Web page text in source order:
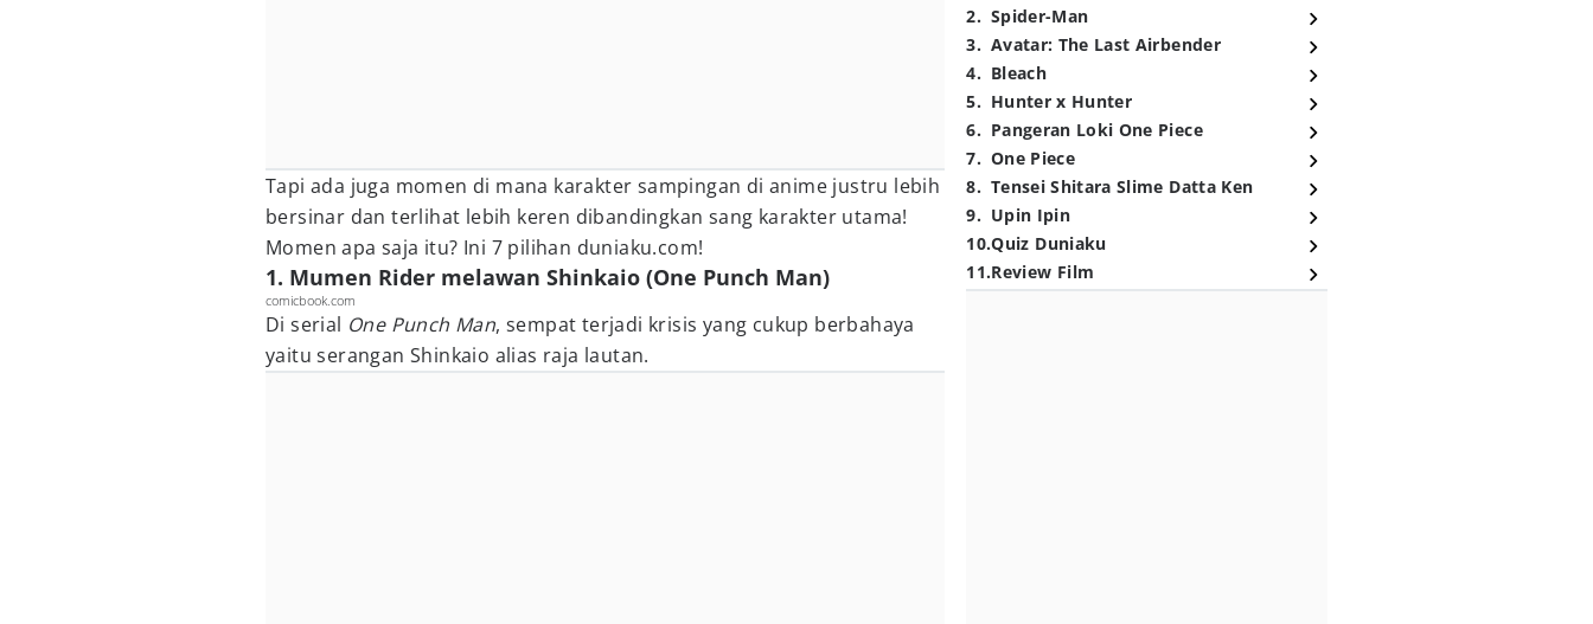
Tapi ada juga momen di mana karakter sampingan di anime justru lebih
bersinar dan terlihat lebih keren dibandingkan sang karakter utama!
Momen apa saja itu? Ini 7 pilihan duniaku.com!
1. Mumen Rider melawan Shinkaio (One Punch Man)
comicbook.com
Di serial One Punch Man, sempat terjadi krisis yang cukup berbahaya
yaitu serangan Shinkaio alias raja lautan.
2. Spider-Man
3. Avatar: The Last Airbender
4. Bleach
5. Hunter x Hunter
6. Pangeran Loki One Piece
7. One Piece
8. Tensei Shitara Slime Datta Ken
9. Upin Ipin
10.Quiz Duniaku
11.Review Film